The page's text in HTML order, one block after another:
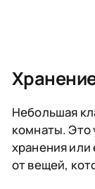
Небольшая
комнаты. Это
хранения или
от вещей,